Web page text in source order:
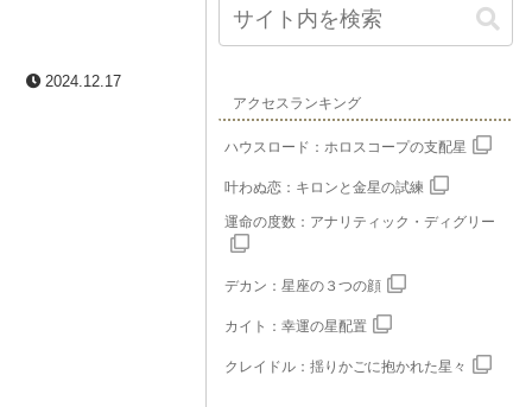
2024.12.17
アクセスランキング
ハウスロード：ホロスコープの支配星
叶わぬ恋：キロンと金星の試練
運命の度数：アナリティック・ディグリー
デカン：星座の３つの顔
カイト：幸運の星配置
クレイドル：揺りかごに抱かれた星々